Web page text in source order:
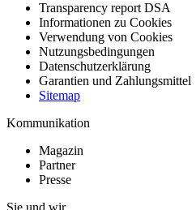
Transparency report DSA
Informationen zu Cookies
Verwendung von Cookies
Nutzungsbedingungen
Datenschutzerklärung
Garantien und Zahlungsmittel
Sitemap
Kommunikation
Magazin
Partner
Presse